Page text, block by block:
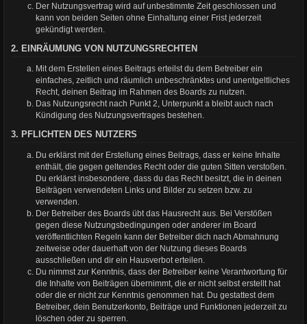
Der Nutzungsvertrag wird auf unbestimmte Zeit geschlossen und
kann von beiden Seiten ohne Einhaltung einer Frist jederzeit
gekündigt werden.
2. EINRÄUMUNG VON NUTZUNGSRECHTEN
Mit dem Erstellen eines Beitrags erteilst du dem Betreiber ein
einfaches, zeitlich und räumlich unbeschränktes und unentgeltliches
Recht, deinen Beitrag im Rahmen des Boards zu nutzen.
Das Nutzungsrecht nach Punkt 2, Unterpunkt a bleibt auch nach
Kündigung des Nutzungsvertrages bestehen.
3. PFLICHTEN DES NUTZERS
Du erklärst mit der Erstellung eines Beitrags, dass er keine Inhalte
enthält, die gegen geltendes Recht oder die guten Sitten verstoßen.
Du erklärst insbesondere, dass du das Recht besitzt, die in deinen
Beiträgen verwendeten Links und Bilder zu setzen bzw. zu
verwenden.
Der Betreiber des Boards übt das Hausrecht aus. Bei Verstößen
gegen diese Nutzungsbedingungen oder anderer im Board
veröffentlichten Regeln kann der Betreiber dich nach Abmahnung
zeitweise oder dauerhaft von der Nutzung dieses Boards
ausschließen und dir ein Hausverbot erteilen.
Du nimmst zur Kenntnis, dass der Betreiber keine Verantwortung für
die Inhalte von Beiträgen übernimmt, die er nicht selbst erstellt hat
oder die er nicht zur Kenntnis genommen hat. Du gestattest dem
Betreiber, dein Benutzerkonto, Beiträge und Funktionen jederzeit zu
löschen oder zu sperren.